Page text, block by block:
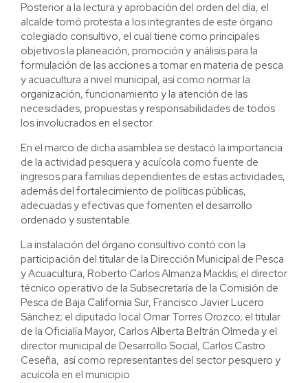
Posterior a la lectura y aprobación del orden del día, el
alcalde tomó protesta a los integrantes de este órgano
colegiado consultivo, el cual tiene como principales
objetivos la planeación, promoción y análisis para la
formulación de las acciones a tomar en materia de pesca
y acuacultura a nivel municipal, así como normar la
organización, funcionamiento y la atención de las
necesidades, propuestas y responsabilidades de todos
los involucrados en el sector.
En el marco de dicha asamblea se destacó la importancia
de la actividad pesquera y acuícola como fuente de
ingresos para familias dependientes de estas actividades,
además del fortalecimiento de políticas públicas,
adecuadas y efectivas que fomenten el desarrollo
ordenado y sustentable.
La instalación del órgano consultivo contó con la
participación del titular de la Dirección Municipal de Pesca
y Acuacultura, Roberto Carlos Almanza Macklis; el director
técnico operativo de la Subsecretaría de la Comisión de
Pesca de Baja California Sur, Francisco Javier Lucero
Sánchez; el diputado local Omar Torres Orozco; el titular
de la Oficialía Mayor, Carlos Alberta Beltrán Olmeda y el
director municipal de Desarrollo Social, Carlos Castro
Ceseña, así como representantes del sector pesquero y
acuícola en el municipio